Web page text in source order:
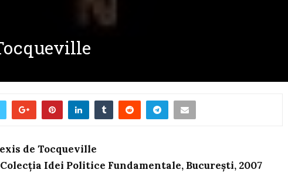
de Tocqueville
Idei Politice Fundamentale, Bucureşti, 2007